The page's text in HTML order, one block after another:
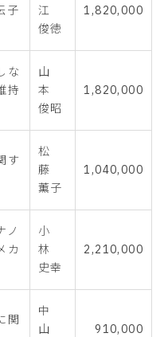
子
江
俊徳
1,820,000
な
持
山
本
俊昭
1,820,000
す
松
藤
薫子
1,040,000
ノ
カ
小
林
史幸
2,210,000
関
中
山
910,000